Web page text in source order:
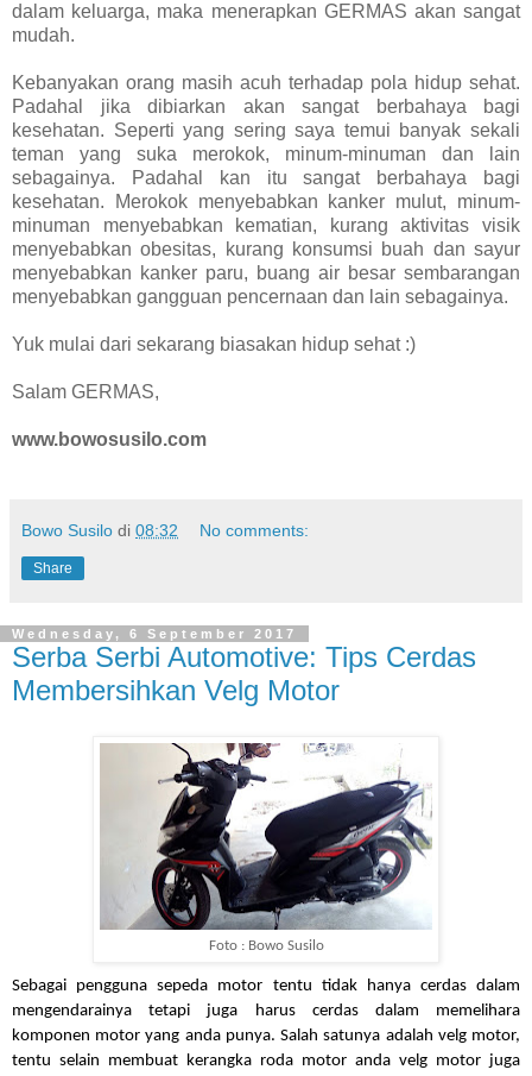
dalam keluarga, maka menerapkan GERMAS akan sangat
mudah.
Kebanyakan orang masih acuh terhadap pola hidup sehat.
Padahal jika dibiarkan akan sangat berbahaya bagi
kesehatan. Seperti yang sering saya temui banyak sekali
teman yang suka merokok, minum-minuman dan lain
sebagainya. Padahal kan itu sangat berbahaya bagi
kesehatan. Merokok menyebabkan kanker mulut, minum-
minuman menyebabkan kematian, kurang aktivitas visik
menyebabkan obesitas, kurang konsumsi buah dan sayur
menyebabkan kanker paru, buang air besar sembarangan
menyebabkan gangguan pencernaan dan lain sebagainya.
Yuk mulai dari sekarang biasakan hidup sehat :)
Salam GERMAS,
www.bowosusilo.com
Bowo Susilo di 08:32 No comments:
Share
Wednesday, 6 September 2017
Serba Serbi Automotive: Tips Cerdas
Membersihkan Velg Motor
Foto : Bowo Susilo
Sebagai pengguna sepeda motor tentu tidak hanya cerdas dalam
mengendarainya tetapi juga harus cerdas dalam memelihara
komponen motor yang anda punya. Salah satunya adalah velg motor,
tentu selain membuat kerangka roda motor anda velg motor juga